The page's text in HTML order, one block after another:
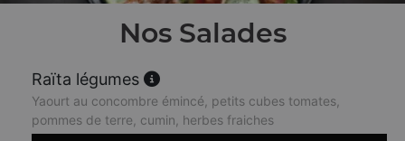
Nos Salades
Raïta légumes
Yaourt au concombre émincé, petits cubes tomates,
pommes de terre, cumin, herbes fraiches